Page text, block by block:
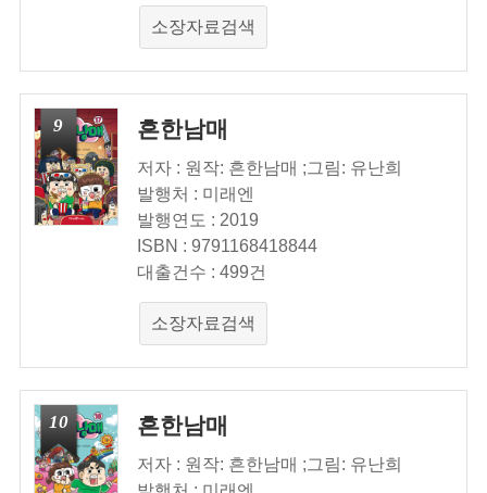
소장자료검색
9 흔한남매
저자 : 원작: 흔한남매 ;그림: 유난희
발행처 : 미래엔
발행연도 : 2019
ISBN : 9791168418844
대출건수 : 499건
소장자료검색
10 흔한남매
저자 : 원작: 흔한남매 ;그림: 유난희